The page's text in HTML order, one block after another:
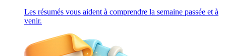
Les résumés vous aident à comprendre la semaine passée et à
venir.